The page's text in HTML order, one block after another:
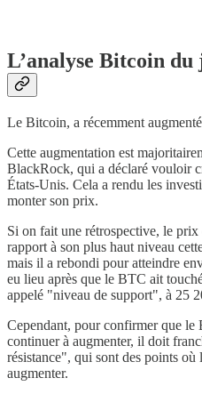
L’analyse Bitcoin du
Le Bitcoin, a récemment
Cette augmentation est
BlackRock, qui a déclaré vouloir
États-Unis. Cela a rendu les
monter son prix.
Si on fait une rétrospective, le
rapport à son plus haut niveau
mais il a rebondi pour atteindre
eu lieu après que le BTC ait
appelé "niveau de support", à 25
Cependant, pour confirmer que
continuer à augmenter, il doit
résistance", qui sont des points
augmenter.